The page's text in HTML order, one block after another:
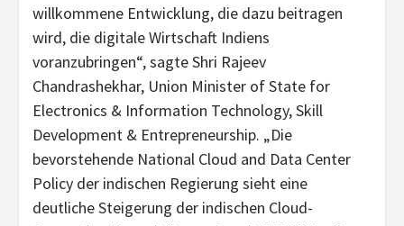
willkommene Entwicklung, die dazu beitragen
wird, die digitale Wirtschaft Indiens
voranzubringen“, sagte Shri Rajeev
Chandrashekhar, Union Minister of State for
Electronics & Information Technology, Skill
Development & Entrepreneurship. „Die
bevorstehende National Cloud and Data Center
Policy der indischen Regierung sieht eine
deutliche Steigerung der indischen Cloud-